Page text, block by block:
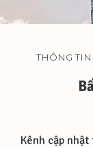
THÔNG
Kênh cập